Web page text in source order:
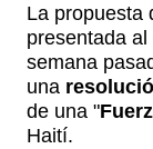
La propuesta
presentada al
semana
una
de una "
Haití.